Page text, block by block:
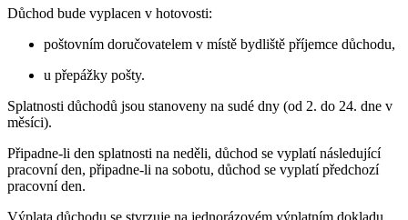
Důchod bude vyplacen v hotovosti:
poštovním doručovatelem v místě bydliště příjemce důchodu,
u přepážky pošty.
Splatnosti důchodů jsou stanoveny na sudé dny (od 2. do 24. dne v
měsíci).
Připadne-li den splatnosti na neděli, důchod se vyplatí následující
pracovní den, připadne-li na sobotu, důchod se vyplatí předchozí
pracovní den.
Výplata důchodu se stvrzuje na jednorázovém výplatním dokladu,